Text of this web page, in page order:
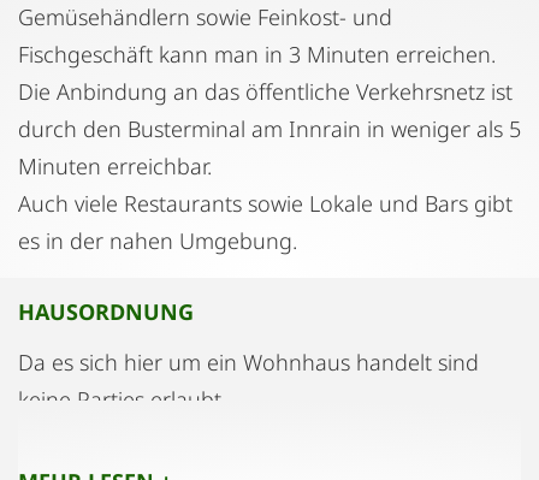
Gemüsehändlern sowie Feinkost- und
Fischgeschäft kann man in 3 Minuten erreichen.
Die Anbindung an das öffentliche Verkehrsnetz ist
durch den Busterminal am Innrain in weniger als 5
Minuten erreichbar.
Auch viele Restaurants sowie Lokale und Bars gibt
es in der nahen Umgebung.
HAUSORDNUNG
Da es sich hier um ein Wohnhaus handelt sind
keine Parties erlaubt.